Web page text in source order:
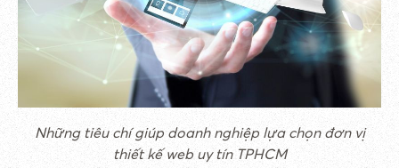
Những tiêu chí giúp doanh nghiệp lựa chọn đơn vị
thiết kế web uy tín TPHCM